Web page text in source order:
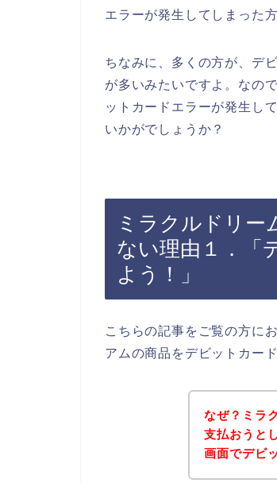
エラーが発生してしまった
ちなみに、多くの方が、デ
が多いみたいですよ。なの
ットカードエラーが発生し
いかがでしょうか？
ミラクルドリー
ない理由１．「
よう！」
こちらの記事をご覧の方に
アムの商品をデビットカー
なぜ？ミラ
支払おうと
画面でデビ